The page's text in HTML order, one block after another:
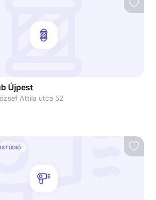
Újpest
Attila utca 52